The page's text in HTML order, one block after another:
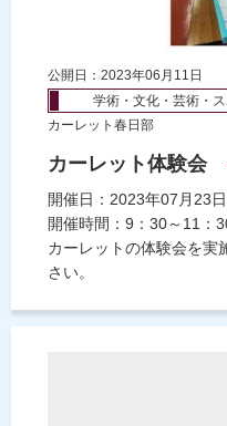
公開日：2023年06月11日
学術・文化・芸術・
カーレット春日部
カーレット体験会
開催日：2023年07月23日
開催時間：9：30～11：
カーレットの体験会を実
さい。